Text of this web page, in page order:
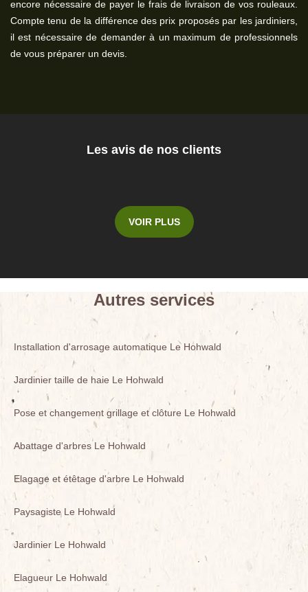
encore nécessaire de payer le frais de livraison de vos rouleaux.
Compte tenu de la différence des prix proposés par les jardiniers,
il est nécessaire de demander à un maximum de professionnels
de vous préparer un devis.
Les avis de nos clients
VOIR PLUS
Autres services
Installation d'arrosage automatique Le Hohwald
Jardinier taille de haie Le Hohwald
Pose et changement grillage et clôture Le Hohwald
Abattage d'arbres Le Hohwald
Elagage et étêtage d'arbre Le Hohwald
Paysagiste Le Hohwald
Jardinier Le Hohwald
Elagueur Le Hohwald